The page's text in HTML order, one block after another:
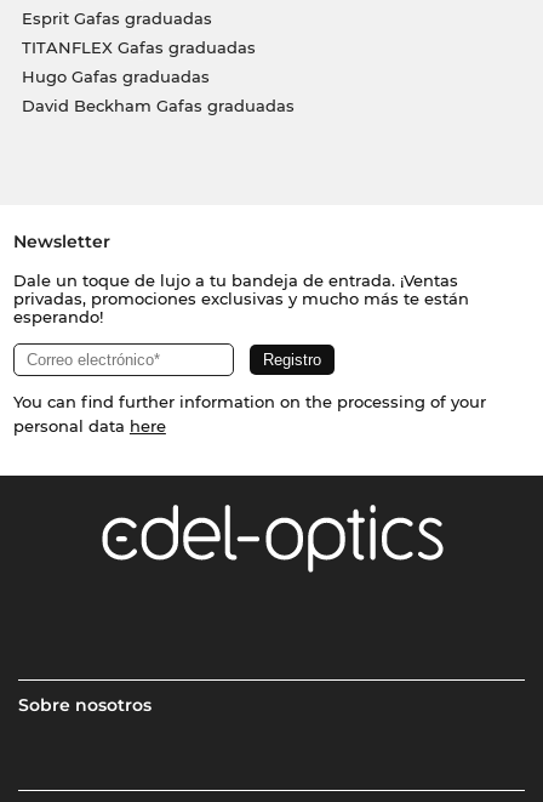
Esprit Gafas graduadas
TITANFLEX Gafas graduadas
Hugo Gafas graduadas
David Beckham Gafas graduadas
Newsletter
Dale un toque de lujo a tu bandeja de entrada. ¡Ventas
privadas, promociones exclusivas y mucho más te están
esperando!
You can find further information on the processing of your
personal data here
Sobre nosotros